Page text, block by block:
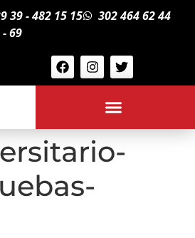
39 - 482 15 15
302 464 62 44
- 69